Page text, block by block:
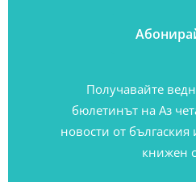
Получавайте
бюлетинът на Аз
новости от
книжен